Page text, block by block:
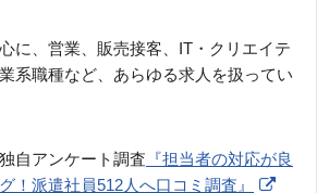
に、営業、販売接客、IT・クリエイテ
系職種など、あらゆる求人を扱ってい
自アンケート調査 『担当者の対応が良
！派遣社員512人へ口コミ調査』